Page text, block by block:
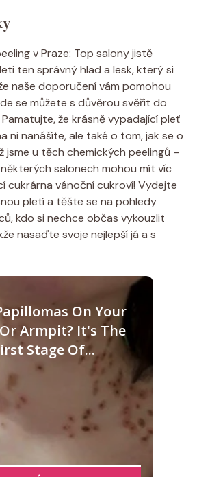
v Praze: Top salony jistě
ten správný hlad a lesk, který si
naše doporučení vám pomohou
se můžete s důvěrou svěřit do
že krásně vypadající pleť
ni nanášíte, ale také o tom, jak se o
jsme u těch chemických peelingů –
salonech mohou mít víc
cukrárna vánoční cukroví! Vydejte
pletí a těšte se na pohledy
kdo si nechce občas vykouzlit
nasaďte svoje nejlepší já a s
On Your
Armpit? It's The
Stage Of...